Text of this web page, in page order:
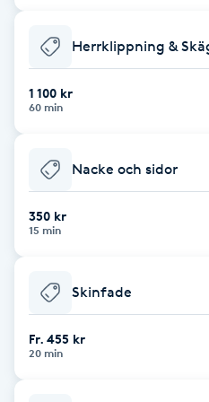
C
Celluliter
Coachning
Diamantslipning
Herrklippning &
1 100 kr
60 min
Nacke och sidor
350 kr
15 min
Skinfade
Fr. 455 kr
20 min